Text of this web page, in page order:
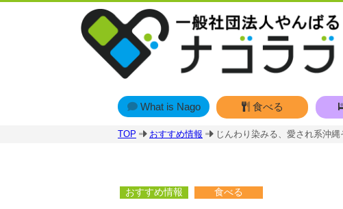
What is Nago 食べる
TOP おすすめ情報 じんわり染みる、愛され系沖縄
おすすめ情報 食べる